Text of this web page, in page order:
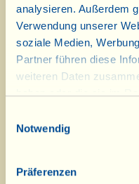
analysieren. Außerdem
Verwendung unserer
soziale Medien,
Partner führen diese
weiteren Daten
haben oder die sie im
Notwendig
Präferenzen
N°1, der
Hefe gereift
Santo Occhio